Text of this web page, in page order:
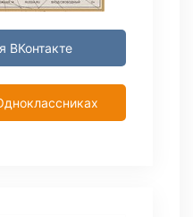
ВКонтакте